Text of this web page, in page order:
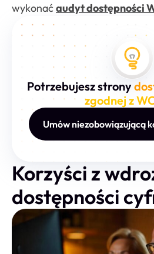
wykonaćaudyt dostępności
Potrzebujesz strony
zgodnej z
Umów niezobowiązującą
Korzyści z
dostępności